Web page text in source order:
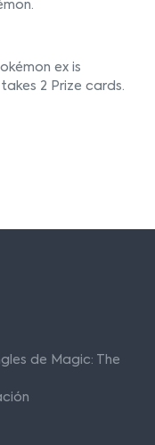
ex is
2 Prize cards.
de Magic: The